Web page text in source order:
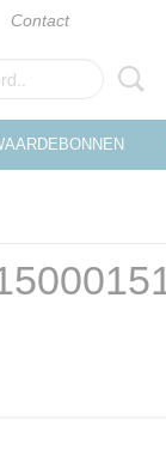
Contact